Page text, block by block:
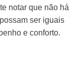
notar que não há
ser iguais
e conforto.